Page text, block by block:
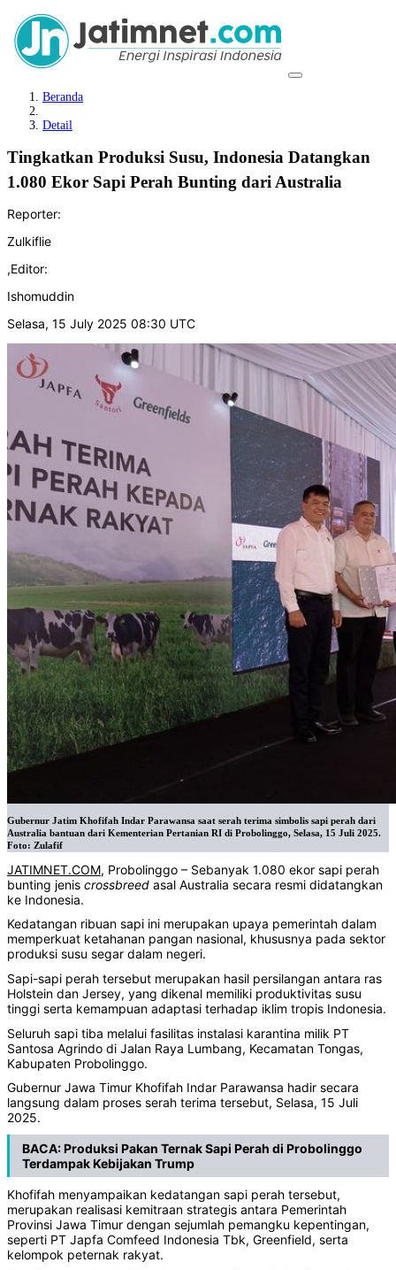
Beranda
Detail
Tingkatkan Produksi Susu, Indonesia Datangkan
1.080 Ekor Sapi Perah Bunting dari Australia
Reporter:
Zulkiflie
,Editor:
Ishomuddin
Selasa, 15 July 2025 08:30 UTC
Gubernur Jatim Khofifah Indar Parawansa saat serah terima simbolis sapi perah dari
Australia bantuan dari Kementerian Pertanian RI di Probolinggo, Selasa, 15 Juli 2025.
Foto: Zulafif
JATIMNET.COM, Probolinggo – Sebanyak 1.080 ekor sapi perah
bunting jenis crossbreed asal Australia secara resmi didatangkan
ke Indonesia.
Kedatangan ribuan sapi ini merupakan upaya pemerintah dalam
memperkuat ketahanan pangan nasional, khususnya pada sektor
produksi susu segar dalam negeri.
Sapi-sapi perah tersebut merupakan hasil persilangan antara ras
Holstein dan Jersey, yang dikenal memiliki produktivitas susu
tinggi serta kemampuan adaptasi terhadap iklim tropis Indonesia.
Seluruh sapi tiba melalui fasilitas instalasi karantina milik PT
Santosa Agrindo di Jalan Raya Lumbang, Kecamatan Tongas,
Kabupaten Probolinggo.
Gubernur Jawa Timur Khofifah Indar Parawansa hadir secara
langsung dalam proses serah terima tersebut, Selasa, 15 Juli
2025.
BACA:Produksi Pakan Ternak Sapi Perah di Probolinggo
Terdampak Kebijakan Trump
Khofifah menyampaikan kedatangan sapi perah tersebut,
merupakan realisasi kemitraan strategis antara Pemerintah
Provinsi Jawa Timur dengan sejumlah pemangku kepentingan,
seperti PT Japfa Comfeed Indonesia Tbk, Greenfield, serta
kelompok peternak rakyat.